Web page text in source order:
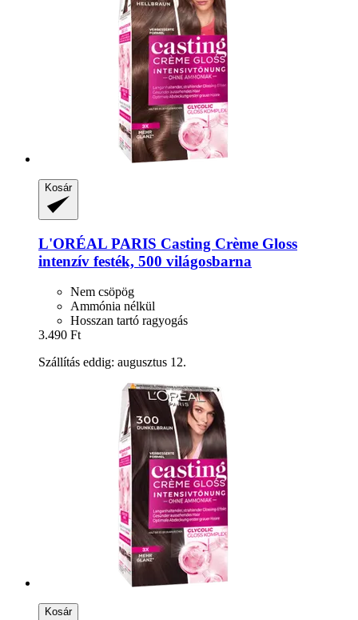
Kosár
L'ORÉAL PARIS Casting Crème Gloss
intenzív festék, 500 világosbarna
Nem csöpög
Ammónia nélkül
Hosszan tartó ragyogás
3.490 Ft
Szállítás eddig: augusztus 12.
Kosár